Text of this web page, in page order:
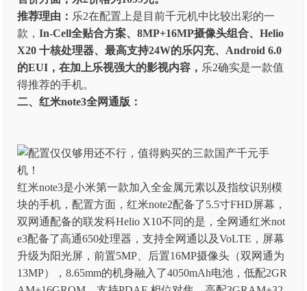
推荐理由： 乐2在配置上是目前千元机中比较出彩的一
款，In-Cell全贴合方案、8MP+16MP摄像头组合、Helio
X20 十核处理器、最高支持24W的乐闪充、Android 6.0
的EUI，在加上乐视强大的影视内容， 乐2确实是一款值
得推荐的手机。
二、红米note3全网通版：
红米note3是小米第一款加入全金属元素以及指纹识别模
块的手机，配置方面，红米note2配备了5.5寸FHD屏幕，
双网通配备的联发科Helio X10不同的是，全网通红米not
e3配备了高通650处理器，支持全网通以及VoLTE，屏幕
升级为阳光屏，前置5MP、后置16MP摄像头（双网通为
13MP），8.65mm的机身融入了4050mAh电池，低配2GR